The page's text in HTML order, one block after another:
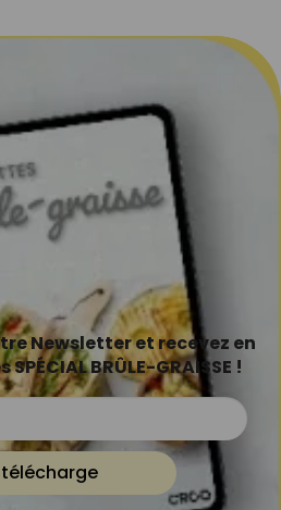
Newsletter et recevez en
BRÛLE-GRAISSE !